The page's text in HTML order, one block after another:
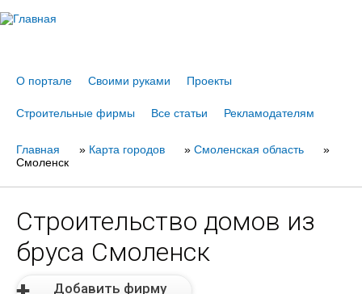
О портале Своими руками Проекты
Строительные фирмы Все статьи Рекламодателям
Вы
Главная » Карта городов » Смоленская область
»
Смоленск
Строительство домов из
бруса Смоленск
Добавить фирму